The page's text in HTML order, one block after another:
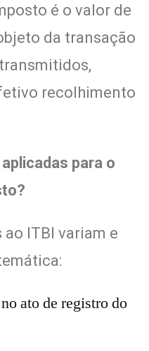
é o valor de
da transação
recolhimento
para o
ITBI variam e
ato de registro do